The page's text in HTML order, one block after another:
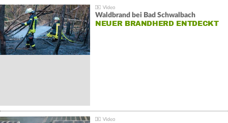
Waldbrand bei Bad Schwalbach
NEUER BRANDHERD ENTDECKT